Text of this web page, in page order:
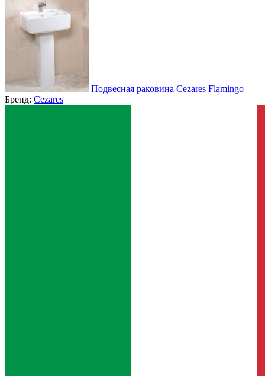
Подвесная раковина Cezares Flamingo
Бренд: Cezares